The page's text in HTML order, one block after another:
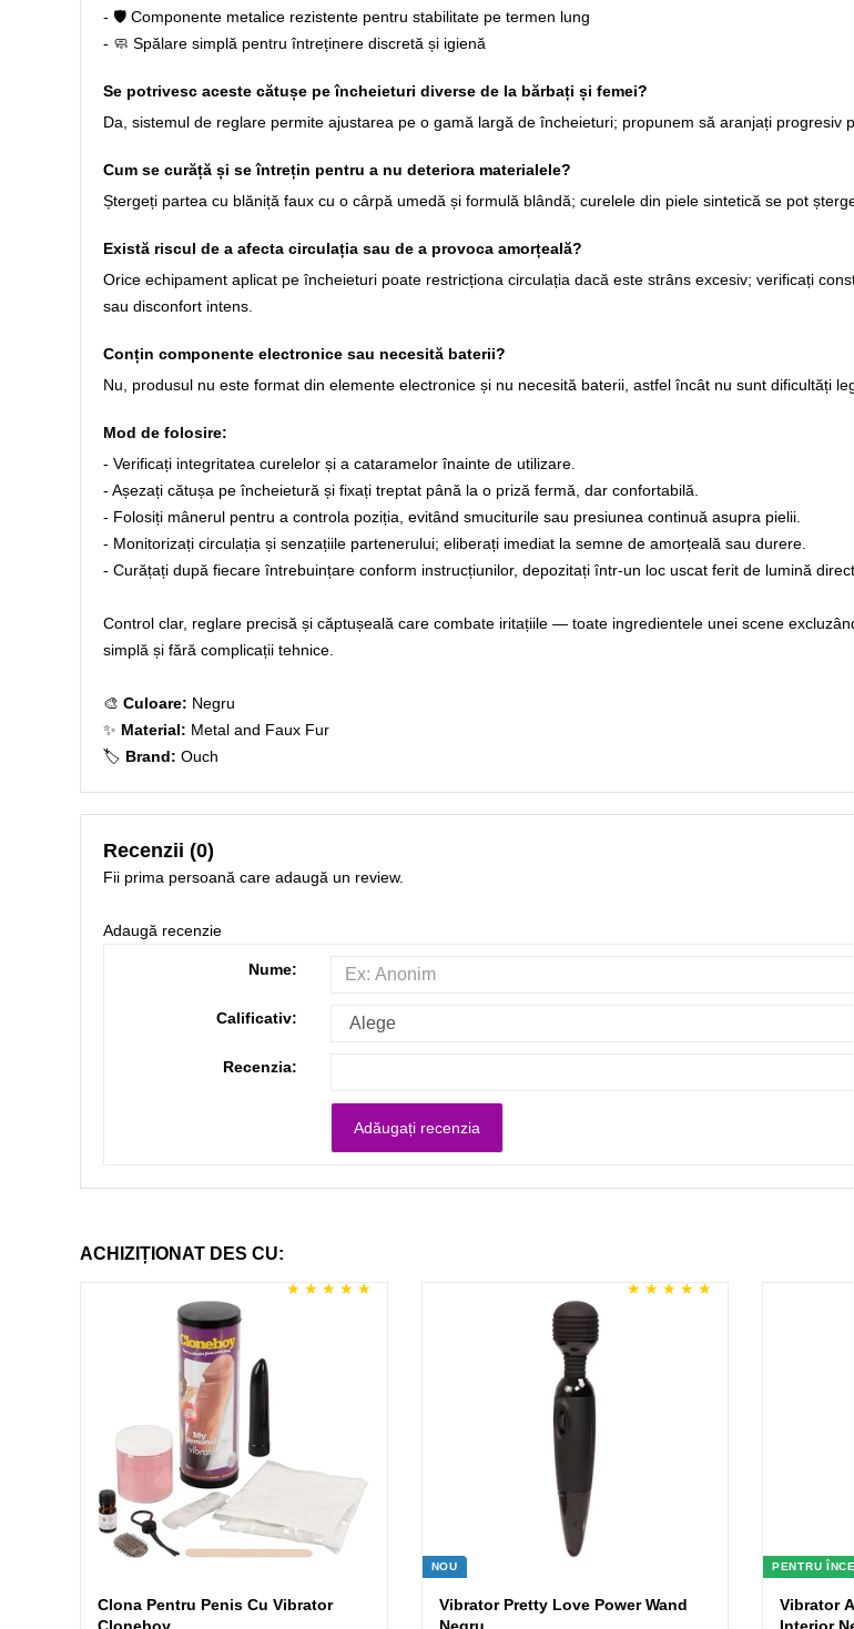
- 🛡️ Componente metalice rezistente pentru stabilitate pe termen lung
- 🧼 Spălare simplă pentru întreținere discretă și igienă
Se potrivesc aceste cătușe pe încheieturi diverse de la bărbați și femei?
Da, sistemul de reglare permite ajustarea pe o gamă largă de încheieturi; propunem să aranjați progresiv
Cum se curăță și se întrețin pentru a nu deteriora materialele?
Ștergeți partea cu blăniță faux cu o cârpă umedă și formulă blândă; curelele din piele sintetică se pot
Există riscul de a afecta circulația sau de a provoca amorțeală?
Orice echipament aplicat pe încheieturi poate restricționa circulația dacă este strâns excesiv; verificați
sau disconfort intens.
Conțin componente electronice sau necesită baterii?
Nu, produsul nu este format din elemente electronice și nu necesită baterii, astfel încât nu sunt dificultăți
Mod de folosire:
- Verificați integritatea curelelor și a cataramelor înainte de utilizare.
- Așezați cătușa pe încheietură și fixați treptat până la o priză fermă, dar confortabilă.
- Folosiți mânerul pentru a controla poziția, evitând smuciturile sau presiunea continuă asupra pielii.
- Monitorizați circulația și senzațiile partenerului; eliberați imediat la semne de amorțeală sau durere.
- Curățați după fiecare întrebuințare conform instrucțiunilor, depozitați într-un loc uscat ferit de lumină
Control clar, reglare precisă și căptușeală care combate iritațiile — toate ingredientele unei scene
simplă și fără complicații tehnice.
🎨 Culoare: Negru
✨ Material: Metal and Faux Fur
🏷️ Brand: Ouch
Recenzii (0)
Fii prima persoană care adaugă un review.
Adaugă recenzie
Nume:
Calificativ:
Recenzia:
ACHIZIȚIONAT DES CU:
Clona Pentru Penis Cu Vibrator
Cloneboy
NOU
Vibrator Pretty Love Power Wand
Negru
PENTRU
Vibrator
Interior